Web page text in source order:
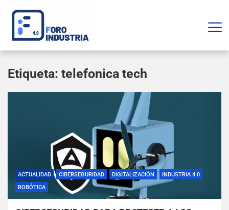
Etiqueta: telefonica tech
ACTUALIDAD CIBERSEGURIDAD DIGITALIZACIÓN
INDUSTRIA 4.0
ROBÓTICA